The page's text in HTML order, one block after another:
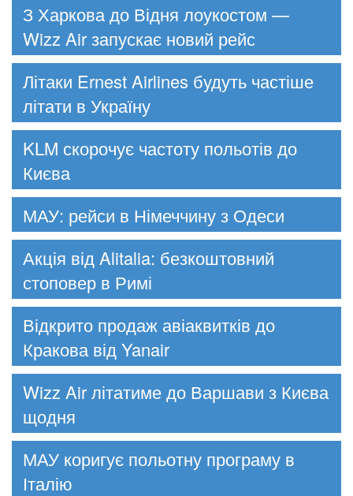
З Харкова до Відня лоукостом —
Wizz Air запускає новий рейс
Літаки Ernest Airlines будуть частіше
літати в Україну
KLM скорочує частоту польотів до
Києва
МАУ: рейси в Німеччину з Одеси
Акція від Alitalia: безкоштовний
стоповер в Римі
Відкрито продаж авіаквитків до
Кракова від Yanair
Wizz Air літатиме до Варшави з Києва
щодня
МАУ коригує польотну програму в
Італію